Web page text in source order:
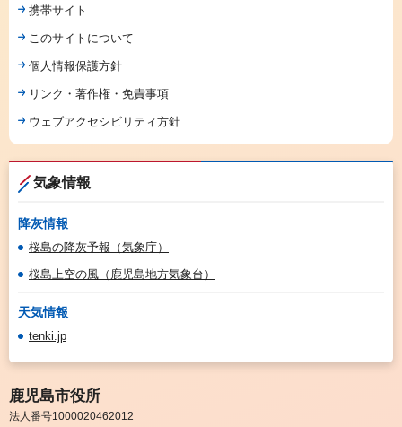
携帯サイト
このサイトについて
個人情報保護方針
リンク・著作権・免責事項
ウェブアクセシビリティ方針
気象情報
降灰情報
桜島の降灰予報（気象庁）
桜島上空の風（鹿児島地方気象台）
天気情報
tenki.jp
鹿児島市役所
法人番号1000020462012